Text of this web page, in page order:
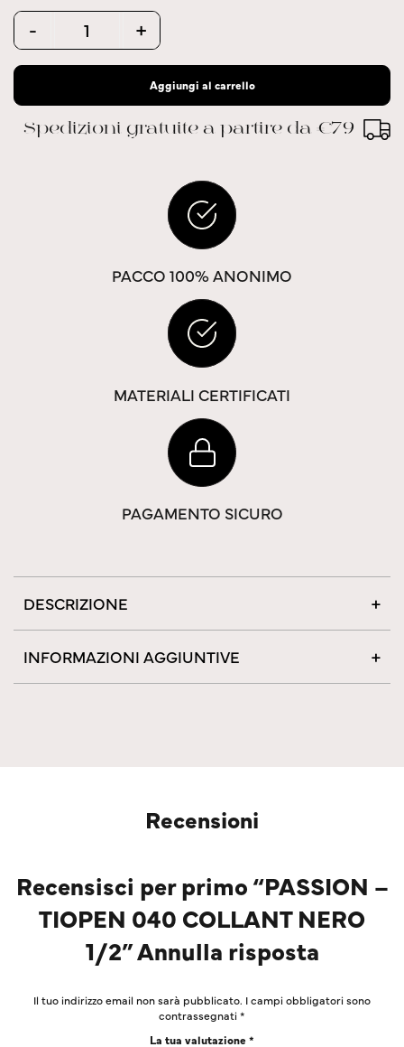
Quantity
- +
Aggiungi al carrello
Spedizioni gratuite a partire da €79
PACCO 100% ANONIMO
MATERIALI CERTIFICATI
PAGAMENTO SICURO
DESCRIZIONE
INFORMAZIONI AGGIUNTIVE
Recensioni
Recensisci per primo “PASSION –
TIOPEN 040 COLLANT NERO
1/2” Annulla risposta
Il tuo indirizzo email non sarà pubblicato. I campi obbligatori sono
contrassegnati*
La tua valutazione*